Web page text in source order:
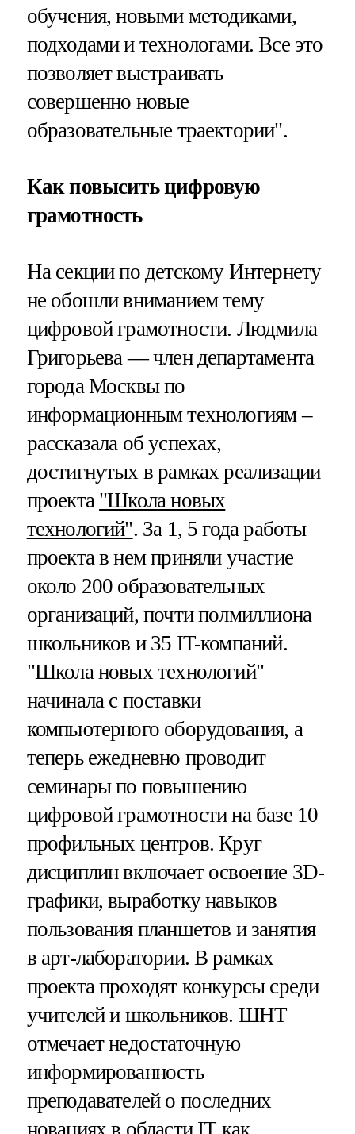
обучения, новыми методиками,
подходами и технологами. Все это
позволяет выстраивать
совершенно новые
образовательные траектории".
Как повысить цифровую
грамотность
На секции по детскому Интернету
не обошли вниманием тему
цифровой грамотности. Людмила
Григорьева — член департамента
города Москвы по
информационным технологиям –
рассказала об успехах,
достигнутых в рамках реализации
проекта "Школа новых
технологий". За 1, 5 года работы
проекта в нем приняли участие
около 200 образовательных
организаций, почти полмиллиона
школьников и 35 IT-компаний.
"Школа новых технологий"
начинала с поставки
компьютерного оборудования, а
теперь ежедневно проводит
семинары по повышению
цифровой грамотности на базе 10
профильных центров. Круг
дисциплин включает освоение 3D-
графики, выработку навыков
пользования планшетов и занятия
в арт-лаборатории. В рамках
проекта проходят конкурсы среди
учителей и школьников. ШНТ
отмечает недостаточную
информированность
преподавателей о последних
новациях в области IT как